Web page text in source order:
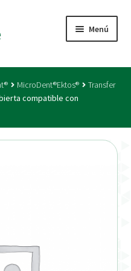
Menú
MicroDent®Ektos®
Transfer
compatible con